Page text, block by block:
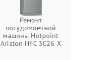
Ремонт
посудомоечной
машины Hotpoint
Ariston HFC 3C26 X